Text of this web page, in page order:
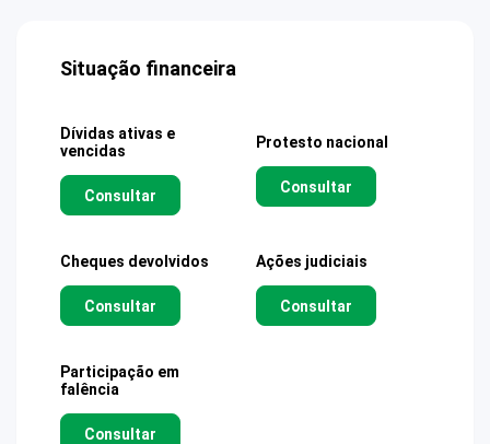
Situação financeira
Dívidas ativas e
vencidas
Consultar
Protesto nacional
Consultar
Cheques devolvidos
Consultar
Ações judiciais
Consultar
Participação em
falência
Consultar